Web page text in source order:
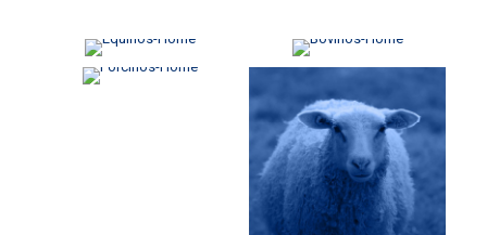
EQUINOS
BOVINOS
PORCINOS
OVINOS